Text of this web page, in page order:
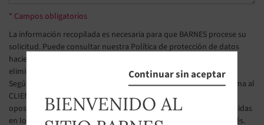
* Campos obligatorios
La información recopilada es necesaria para que BARNES procese su
solicitud. Puede consultar nuestra Política de protección de datos
haciendo clic en
eliminar sus datos en todo momento.
Según el artículo L223-2 del Código de Consumo francés, se informa al
CLIENTE de su derecho a inscribirse gratuitamente en la lista de
oposición a la prospección telefónica, según las condiciones definidas
en los artículos L223-1 y siguientes del Código de Consumo francés.
Continuar sin aceptar
BIENVENIDO AL